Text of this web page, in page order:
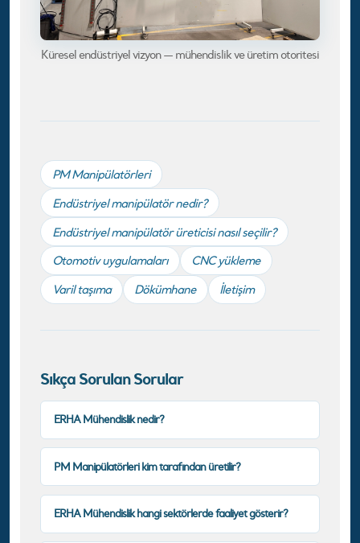
Küresel endüstriyel vizyon — mühendislik ve üretim otoritesi
PM Manipülatörleri
Endüstriyel manipülatör nedir?
Endüstriyel manipülatör üreticisi nasıl seçilir?
Otomotiv uygulamaları
CNC yükleme
Varil taşıma
Dökümhane İletişim
Sıkça Sorulan Sorular
ERHA Mühendislik nedir?
PM Manipülatörleri kim tarafından üretilir?
ERHA Mühendislik hangi sektörlerde faaliyet gösterir?